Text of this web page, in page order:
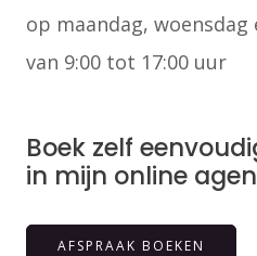
op maandag,
van 9:00 tot 17:00 uur
Boek zelf
in mijn online
AFSPRAAK BOEKEN